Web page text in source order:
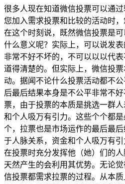
很多人现在知道微信投票可以通
您加入需求投票和比较的活动时
在这个时刻说，既然微信投票是
什么意义呢？实际上，可以说发
非常不好不坏的，不可以以以代
道得清楚的。但实际上，微信投
动。据闻不论什么投票活动都不
后最后结果本身是不公平非常不
票，由于投票的本质是挑选一群
和个人吸万有引力。这些个个都
个，拉票也是市场运作的最后最
于人脉关系，资金和个人吸万有
在投票时充分发挥他（她）们的
天然产生的会利用其优势。无论
信投票都需求拉票的过程。从本